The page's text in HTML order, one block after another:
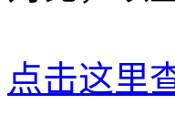
点击这里